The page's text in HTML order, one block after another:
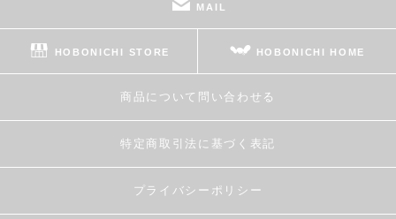
MAIL
HOBONICHI STORE HOBONICHI HOME
商品について問い合わせる
特定商取引法に基づく表記
プライバシーポリシー